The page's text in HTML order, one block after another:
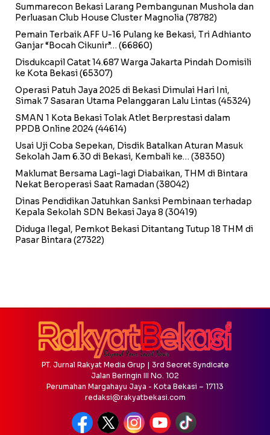
Summarecon Bekasi Larang Pembangunan Mushola dan
Perluasan Club House Cluster Magnolia (78782)
Pemain Terbaik AFF U-16 Pulang ke Bekasi, Tri Adhianto
Ganjar “Bocah Cikunir”… (66860)
Disdukcapil Catat 14.687 Warga Jakarta Pindah Domisili
ke Kota Bekasi(65307)
Operasi Patuh Jaya 2025 di Bekasi Dimulai Hari Ini,
Simak 7 Sasaran Utama Pelanggaran Lalu Lintas (45324)
SMAN 1 Kota Bekasi Tolak Atlet Berprestasi dalam
PPDB Online 2024(44614)
Usai Uji Coba Sepekan, Disdik Batalkan Aturan Masuk
Sekolah Jam 6.30 di Bekasi, Kembali ke… (38350)
Maklumat Bersama Lagi-lagi Diabaikan, THM di Bintara
Nekat Beroperasi Saat Ramadan (38042)
Dinas Pendidikan Jatuhkan Sanksi Pembinaan terhadap
Kepala Sekolah SDN Bekasi Jaya 8 (30419)
Diduga Ilegal, Pemkot Bekasi Ditantang Tutup 18 THM di
Pasar Bintara (27322)
PT. Jurnal Rakyat Media Grup | 3rd Secret Syndicate
Jalan Beringin III No. 102
Perumahan Margahayu Jaya - Kota Bekasi – 17113
redaksi@rakyatbekasi.com